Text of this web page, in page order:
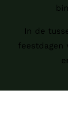
In de
feestdagen